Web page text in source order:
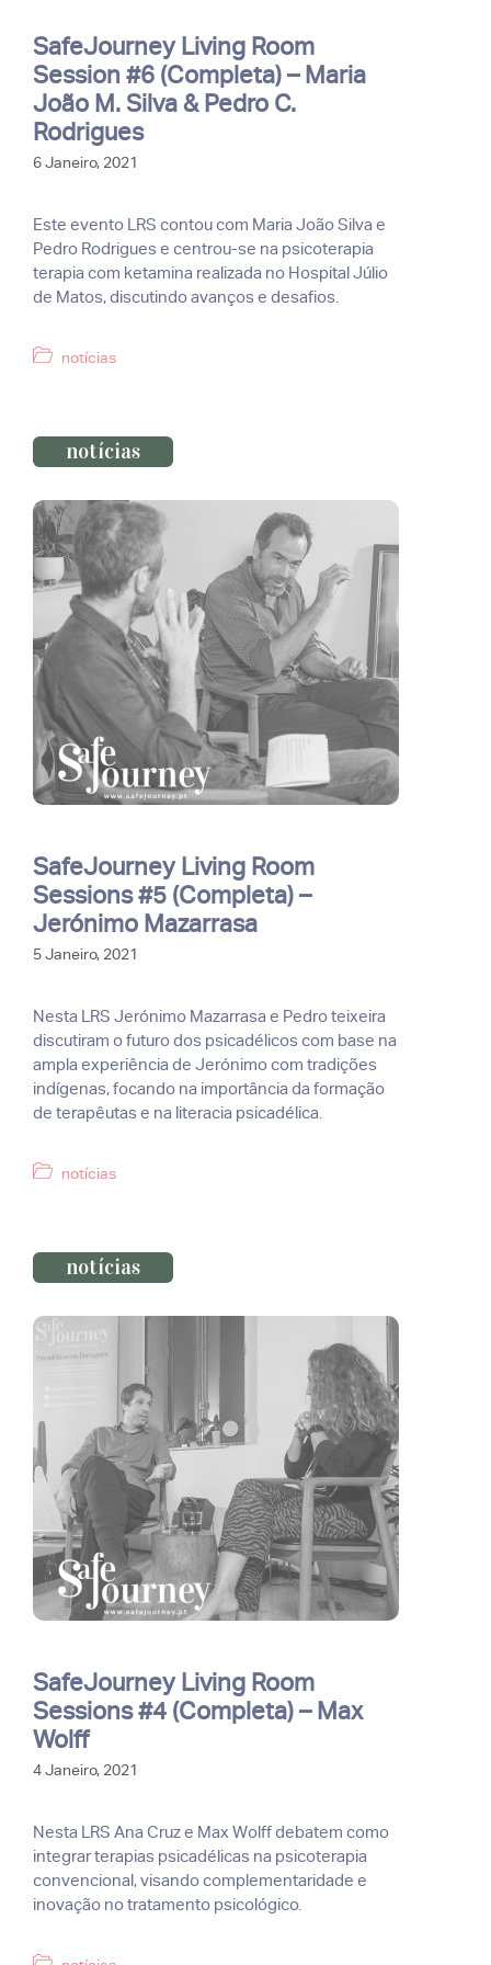
SafeJourney Living Room
Session #6 (Completa) – Maria
João M. Silva & Pedro C.
Rodrigues
6 Janeiro, 2021
Este evento LRS contou com Maria João Silva e
Pedro Rodrigues e centrou-se na psicoterapia
terapia com ketamina realizada no Hospital Júlio
de Matos, discutindo avanços e desafios.
Categorias
notícias
notícias
SafeJourney Living Room
Sessions #5 (Completa) –
Jerónimo Mazarrasa
5 Janeiro, 2021
Nesta LRS Jerónimo Mazarrasa e Pedro teixeira
discutiram o futuro dos psicadélicos com base na
ampla experiência de Jerónimo com tradições
indígenas, focando na importância da formação
de terapêutas e na literacia psicadélica.
Categorias
notícias
notícias
SafeJourney Living Room
Sessions #4 (Completa) – Max
Wolff
4 Janeiro, 2021
Nesta LRS Ana Cruz e Max Wolff debatem como
integrar terapias psicadélicas na psicoterapia
convencional, visando complementaridade e
inovação no tratamento psicológico.
Categorias